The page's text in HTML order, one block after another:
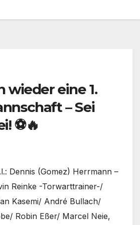
wieder eine 1.
– Sei
⚽🔥
Dennis (Gomez) Herrmann –
Reinke -Torwarttrainer-/
Kasemi/ André Bullach/
Robin Eßer/ Marcel Neie,